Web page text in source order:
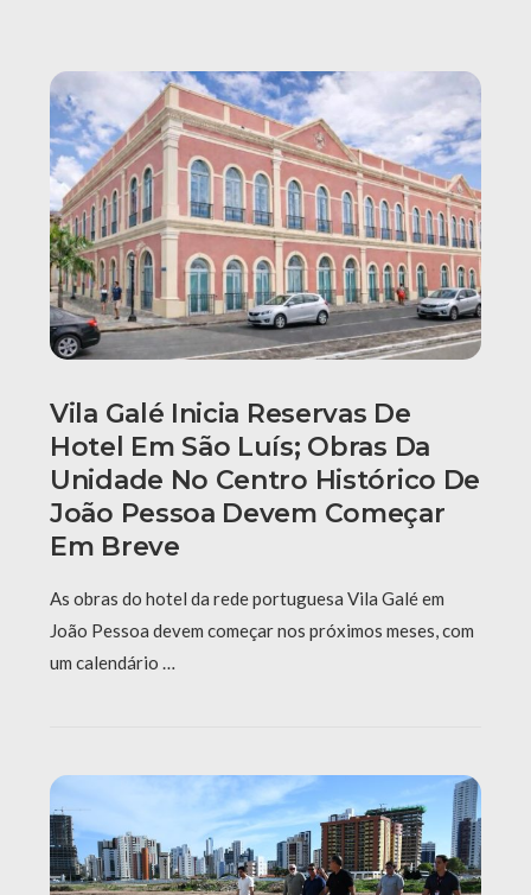
Vila Galé Inicia Reservas De
Hotel Em São Luís; Obras Da
Unidade No Centro Histórico De
João Pessoa Devem Começar
Em Breve
As obras do hotel da rede portuguesa Vila Galé em
João Pessoa devem começar nos próximos meses, com
um calendário …